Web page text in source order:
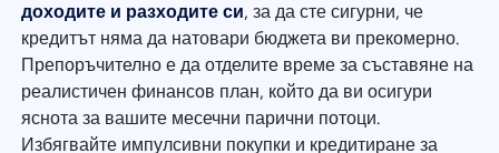
доходите и разходите си, за да сте сигурни, че
кредитът няма да натовари бюджета ви прекомерно.
Препоръчително е да отделите време за съставяне на
реалистичен финансов план, който да ви осигури
яснота за вашите месечни парични потоци.
Избягвайте импулсивни покупки и кредитиране за